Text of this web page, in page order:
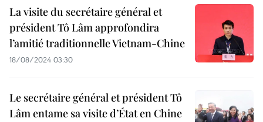
La visite du secrétaire général et
président Tô Lâm approfondira
l’amitié traditionnelle Vietnam-Chine
18/08/2024 03:30
Le secrétaire général et président Tô
Lâm entame sa visite d’État en Chine